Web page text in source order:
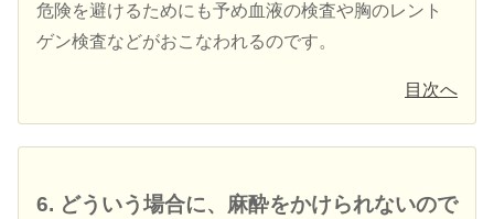
危険を避けるためにも予め血液の検査や胸のレント
ゲン検査などがおこなわれるのです。
目次へ
6. どういう場合に、麻酔をかけられないので